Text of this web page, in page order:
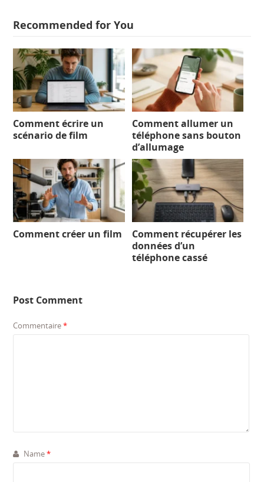
Recommended for You
Comment écrire un
scénario de film
Comment allumer un
téléphone sans bouton
d’allumage
Comment créer un film
Comment récupérer les
données d’un
téléphone cassé
Post Comment
Commentaire*
Name*